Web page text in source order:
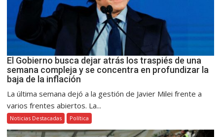
El Gobierno busca dejar atrás los traspiés de una
semana compleja y se concentra en profundizar la
baja de la inflación
La última semana dejó a la gestión de Javier Milei frente a
varios frentes abiertos. La...
Noticias Destacadas Política